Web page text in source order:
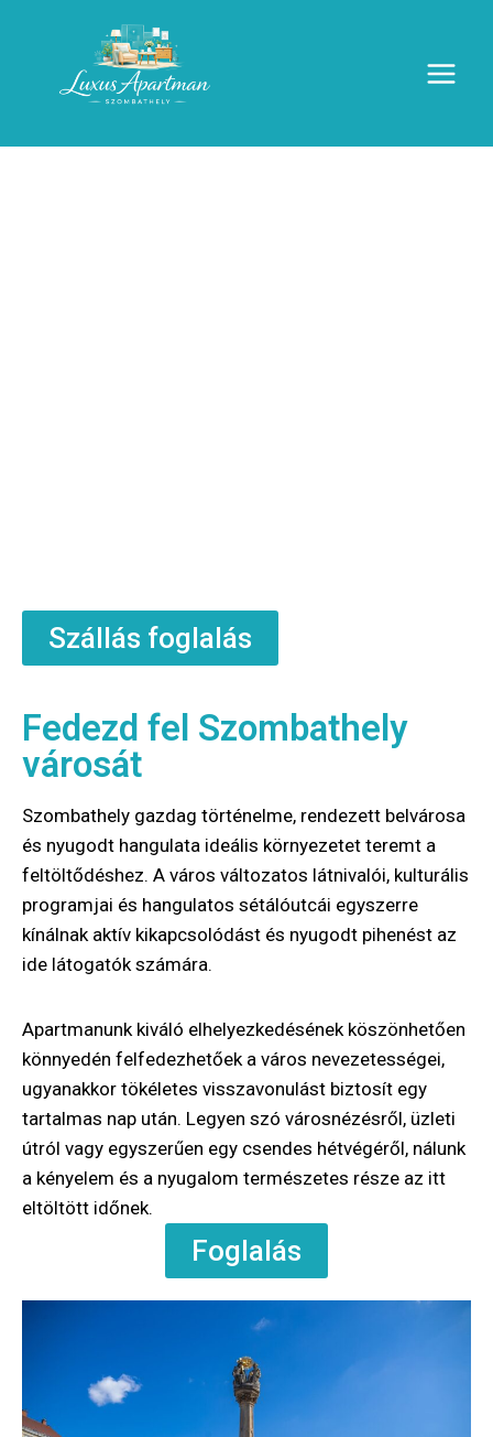
Szállás foglalás
Fedezd fel Szombathely
városát
Szombathely gazdag történelme, rendezett belvárosa
és nyugodt hangulata ideális környezetet teremt a
feltöltődéshez. A város változatos látnivalói, kulturális
programjai és hangulatos sétálóutcái egyszerre
kínálnak aktív kikapcsolódást és nyugodt pihenést az
ide látogatók számára.
Apartmanunk kiváló elhelyezkedésének köszönhetően
könnyedén felfedezhetőek a város nevezetességei,
ugyanakkor tökéletes visszavonulást biztosít egy
tartalmas nap után. Legyen szó városnézésről, üzleti
útról vagy egyszerűen egy csendes hétvégéről, nálunk
a kényelem és a nyugalom természetes része az itt
eltöltött időnek.
Foglalás